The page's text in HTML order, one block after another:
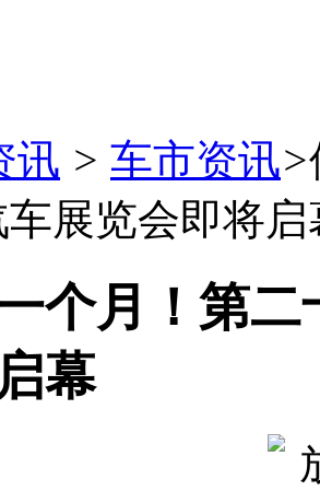
讯 > 车市资讯>
展览会即将启
个月！第
幕